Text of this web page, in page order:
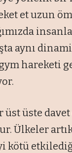
et uzun
aynı
hareketi
üst üste
Ülkeler
kötü